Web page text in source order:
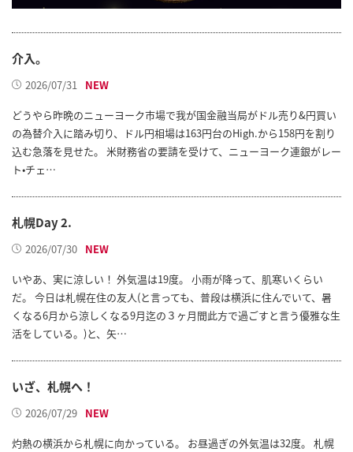
介入。
2026/07/31
どうやら昨晩のニューヨーク市場で我が国金融当局がドル売り&円買い
の為替介入に踏み切り、ドル円相場は163円台のHigh.から158円を割り
込む急落を見せた。 米財務省の要請を受けて、ニューヨーク連銀がレー
ト•チェ…
札幌Day 2.
2026/07/30
いやあ、実に涼しい！ 外気温は19度。 小雨が降って、肌寒いくらい
だ。 今日は札幌在住の友人(と言っても、普段は横浜に住んでいて、暑
くなる6月から涼しくなる9月迄の３ヶ月間此方で過ごすと言う優雅な生
活をしている。)と、矢…
いざ、札幌へ！
2026/07/29
灼熱の横浜から札幌に向かっている。 お昼過ぎの外気温は32度。 札幌